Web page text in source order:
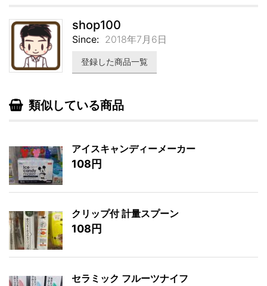
shop100
Since: 2018年7月6日
登録した商品一覧
類似している商品
アイスキャンディーメーカー
108円
クリップ付 計量スプーン
108円
セラミック フルーツナイフ